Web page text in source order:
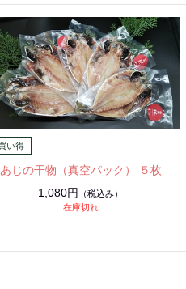
あじの干物（真空パック） ５枚
1,080円
（税込み）
在庫切れ